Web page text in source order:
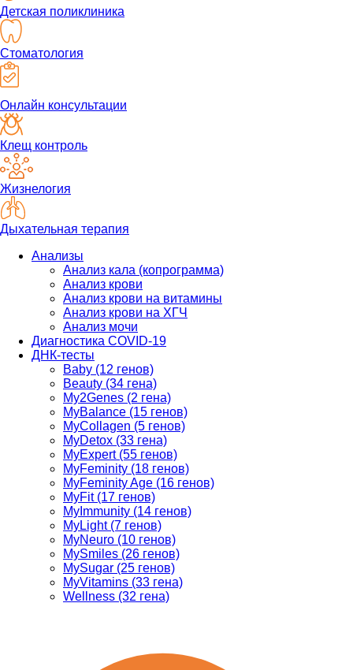
Детская поликлиника
Стоматология
Онлайн консультации
Клещ контроль
Жизнелогия
Дыхательная терапия
Анализы
Анализ кала (копрограмма)
Анализ крови
Анализ крови на витамины
Анализ крови на ХГЧ
Анализ мочи
Диагностика COVID-19
ДНК-тесты
Baby (12 генов)
Beauty (34 гена)
My2Genes (2 гена)
MyBalance (15 генов)
MyCollagen (5 генов)
MyDetox (33 гена)
MyExpert (55 генов)
MyFeminity (18 генов)
MyFeminity Age (16 генов)
MyFit (17 генов)
MyImmunity (14 генов)
MyLight (7 генов)
MyNeuro (10 генов)
MySmiles (26 генов)
MySugar (25 генов)
MyVitamins (33 гена)
Wellness (32 гена)